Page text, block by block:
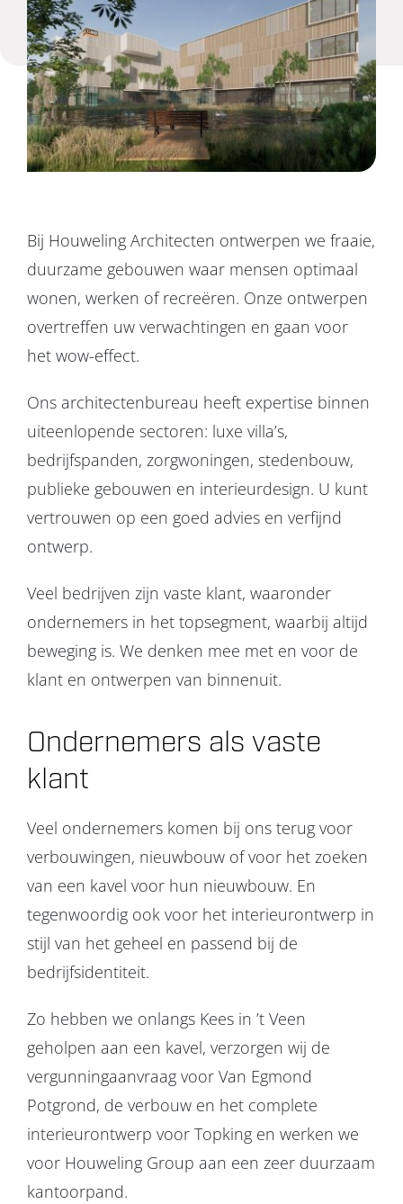
Projecten
Over ons
Contact
Bij Houweling Architecten ontwerpen we fraaie,
duurzame gebouwen waar mensen optimaal
wonen, werken of recreëren. Onze ontwerpen
overtreffen uw verwachtingen en gaan voor
het wow-effect.
Ons architectenbureau heeft expertise binnen
uiteenlopende sectoren: luxe villa’s,
bedrijfspanden, zorgwoningen, stedenbouw,
publieke gebouwen en interieurdesign. U kunt
vertrouwen op een goed advies en verfijnd
ontwerp.
Veel bedrijven zijn vaste klant, waaronder
ondernemers in het topsegment, waarbij altijd
beweging is. We denken mee met en voor de
klant en ontwerpen van binnenuit.
Ondernemers als vaste
klant
Veel ondernemers komen bij ons terug voor
verbouwingen, nieuwbouw of voor het zoeken
van een kavel voor hun nieuwbouw. En
tegenwoordig ook voor het interieurontwerp in
stijl van het geheel en passend bij de
bedrijfsidentiteit.
Zo hebben we onlangs Kees in ’t Veen
geholpen aan een kavel, verzorgen wij de
vergunningaanvraag voor Van Egmond
Potgrond, de verbouw en het complete
interieurontwerp voor Topking en werken we
voor Houweling Group aan een zeer duurzaam
kantoorpand.